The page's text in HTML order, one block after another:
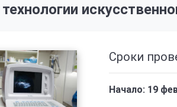
Сроки
Начало: 19